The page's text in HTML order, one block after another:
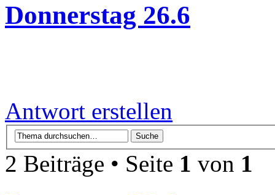
Donnerstag 26.6
Antwort erstellen
2 Beiträge • Seite 1 von 1